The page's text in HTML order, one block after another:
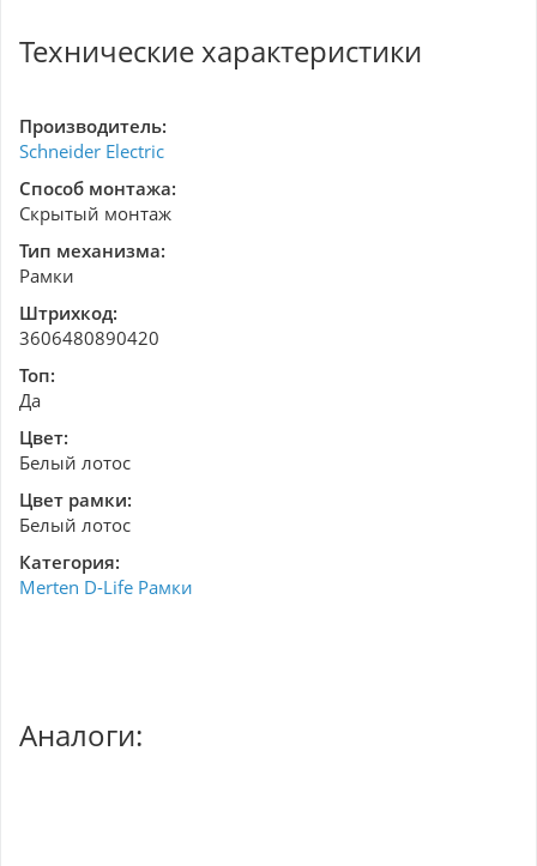
Технические характеристики
Производитель:
Schneider Electric
Способ монтажа:
Скрытый монтаж
Тип механизма:
Рамки
Штрихкод:
3606480890420
Топ:
Да
Цвет:
Белый лотос
Цвет рамки:
Белый лотос
Категория:
Merten D-Life Рамки
Аналоги: